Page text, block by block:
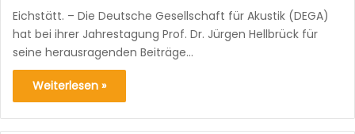
Eichstätt. – Die Deutsche Gesellschaft für Akustik (DEGA)
hat bei ihrer Jahrestagung Prof. Dr. Jürgen Hellbrück für
seine herausragenden Beiträge…
Weiterlesen »